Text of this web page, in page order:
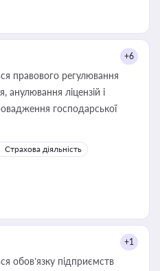
+6
правового регулювання
ліцензій і
господарської
Страхова діяльність
+1
обов’язку підприємств